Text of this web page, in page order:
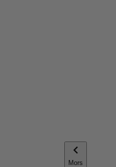
Mors